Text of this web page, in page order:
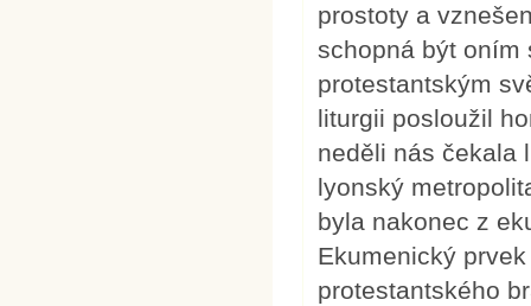
prostoty a
schopná být oním
protestantským
liturgii posloužil
neděli nás čekala
lyonský
byla nakonec z
Ekumenický
protestantského